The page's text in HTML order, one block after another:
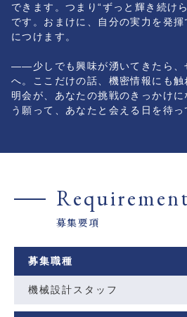
できます。つまり“ずっと輝き続け
です。おまけに、自分の実力を発
につけます。
――少しでも興味が湧いてきたら、
へ。ここだけの話、機密情報にも触
明会が、あなたの挑戦のきっかけ
う願って、あなたと会える日を待っ
募集要項
募集職種
機械設計スタッフ